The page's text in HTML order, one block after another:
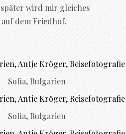
wird mir gleiches
dem Friedhof.
Sofia, Bulgarien
Sofia, Bulgarien